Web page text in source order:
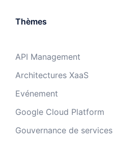
Thèmes
API Management
Architectures XaaS
Evénement
Google Cloud Platform
Gouvernance de services